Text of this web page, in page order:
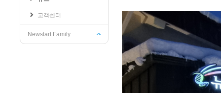
고객센터
Newstart Family